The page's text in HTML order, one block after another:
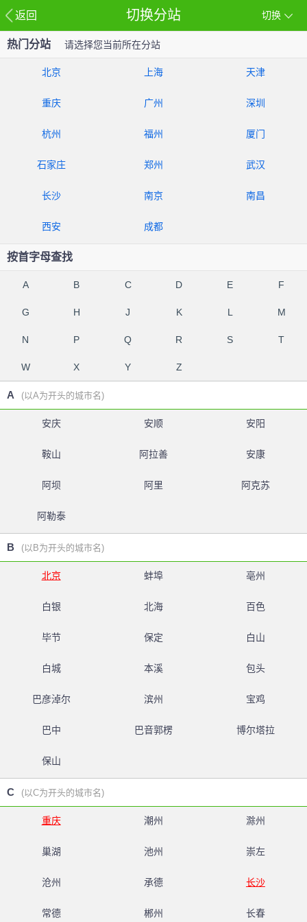
返回 切换
切换分站
热门分站 请选择您当前所在分站
北京 上海 天津
重庆 广州 深圳
杭州 福州 厦门
石家庄 郑州 武汉
长沙 南京 南昌
西安 成都
按首字母查找
A B C D E F
G H J K L M
N P Q R S T
W X Y Z
A (以A为开头的城市名)
安庆 安顺 安阳
鞍山 阿拉善 安康
阿坝 阿里 阿克苏
阿勒泰
B (以B为开头的城市名)
北京 蚌埠 亳州
白银 北海 百色
毕节 保定 白山
白城 本溪 包头
巴彦淖尔 滨州 宝鸡
巴中 巴音郭楞 博尔塔拉
保山
C (以C为开头的城市名)
重庆 潮州 滁州
巢湖 池州 崇左
沧州 承德 长沙
常德 郴州 长春